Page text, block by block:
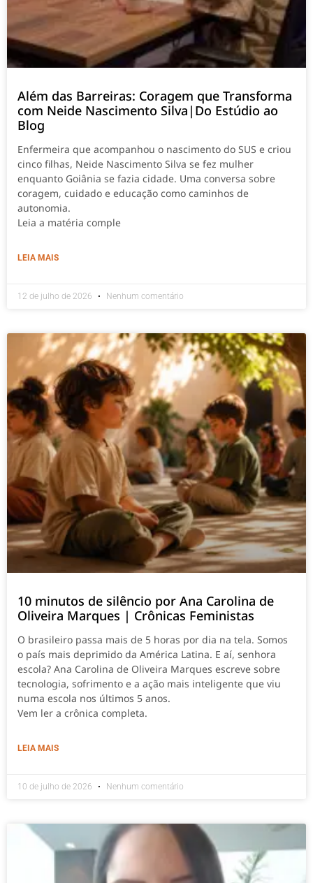
Além das Barreiras: Coragem que Transforma
com Neide Nascimento Silva|Do Estúdio ao
Blog
Enfermeira que acompanhou o nascimento do SUS e criou
cinco filhas, Neide Nascimento Silva se fez mulher
enquanto Goiânia se fazia cidade. Uma conversa sobre
coragem, cuidado e educação como caminhos de
autonomia.
Leia a matéria comple
LEIA MAIS
12 de julho de 2026 Nenhum comentário
10 minutos de silêncio por Ana Carolina de
Oliveira Marques | Crônicas Feministas
O brasileiro passa mais de 5 horas por dia na tela. Somos
o país mais deprimido da América Latina. E aí, senhora
escola? Ana Carolina de Oliveira Marques escreve sobre
tecnologia, sofrimento e a ação mais inteligente que viu
numa escola nos últimos 5 anos.
Vem ler a crônica completa.
LEIA MAIS
10 de julho de 2026 Nenhum comentário